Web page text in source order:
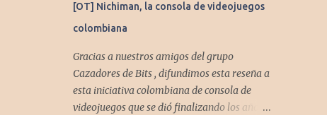
[OT] Nichiman, la consola de videojuegos
colombiana
Gracias a nuestros amigos del grupo
Cazadores de Bits , difundimos esta reseña a
esta iniciativa colombiana de consola de
videojuegos que se dió finalizando los años